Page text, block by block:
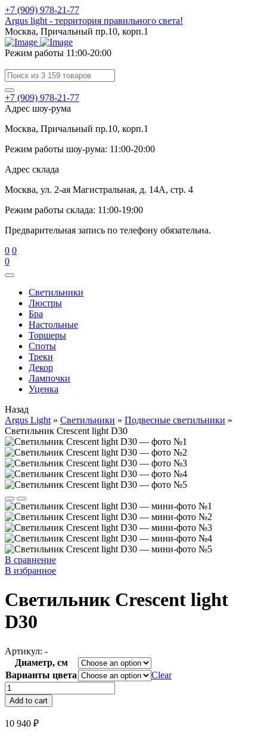
+7 (909) 978-21-77
Argus light - территория правильного света!
Москва, Причальный пр.10, корп.1
Режим работы 11:00-20:00
+7 (909) 978-21-77
Адрес шоу-рума
Москва, Причальный пр.10, корп.1
Режим работы шоу-рума: 11:00-20:00
Адрес склада
Москва, ул. 2-ая Магистральная, д. 14А, стр. 4
Режим работы склада: 11:00-19:00
Предварительная запись по телефону обязательна.
0 0
0
Cветильники
Люстры
Бра
Настольные
Торшеры
Споты
Треки
Декор
Лампочки
Уценка
Назад
Argus Light » Cветильники » Подвесные светильники »
Светильник Crescent light D30
В сравнение
В избранное
Светильник Crescent light
D30
Артикул: -
Диаметр, см
Варианты цвета
Clear
Светильник
Crescent
light
D30
quantity
Add to cart
10 940 ₽